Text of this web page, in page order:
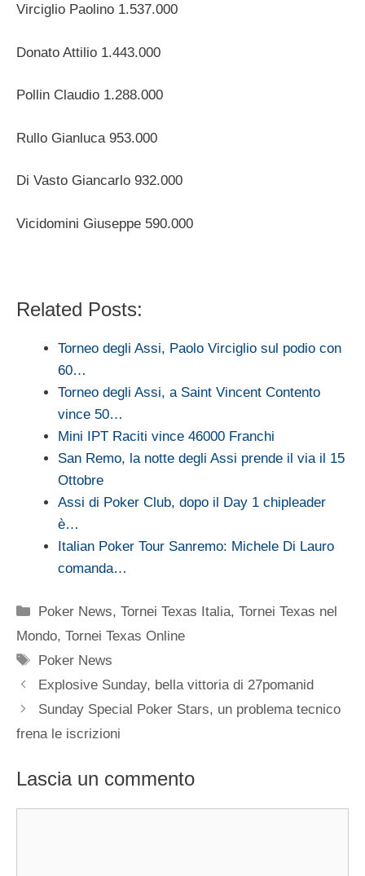
Virciglio Paolino 1.537.000
Donato Attilio 1.443.000
Pollin Claudio 1.288.000
Rullo Gianluca 953.000
Di Vasto Giancarlo 932.000
Vicidomini Giuseppe 590.000
Related Posts:
Torneo degli Assi, Paolo Virciglio sul podio con
60…
Torneo degli Assi, a Saint Vincent Contento
vince 50…
Mini IPT Raciti vince 46000 Franchi
San Remo, la notte degli Assi prende il via il 15
Ottobre
Assi di Poker Club, dopo il Day 1 chipleader
è…
Italian Poker Tour Sanremo: Michele Di Lauro
comanda…
Categorie
Poker News,Tornei Texas Italia,Tornei Texas nel
Mondo, Tornei Texas Online
Tag
Poker News
Explosive Sunday, bella vittoria di 27pomanid
Sunday Special Poker Stars, un problema tecnico
frena le iscrizioni
Lascia un commento